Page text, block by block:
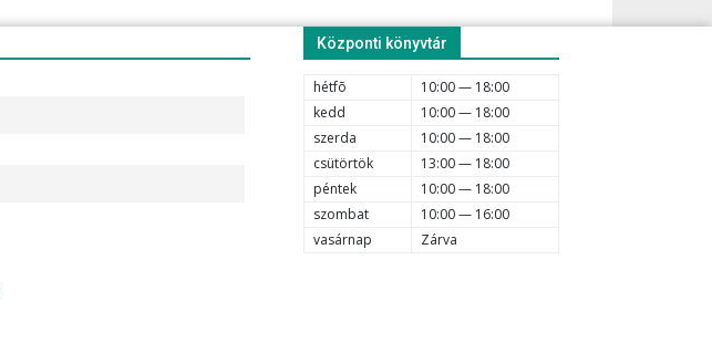
Központi könyvtár
hétfõ
10:00 — 18:00
kedd
10:00 — 18:00
szerda
10:00 — 18:00
csütörtök
13:00 — 18:00
péntek
10:00 — 18:00
szombat
10:00 — 16:00
vasárnap
Zárva